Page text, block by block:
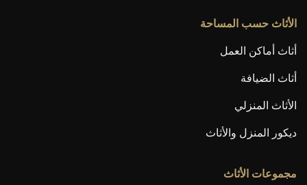
الأثاث حسب المساحة
أثاث أماكن العمل
أثاث الضيافة
الأثاث المنزلي
ديكور المنزل والأثاث
مجموعات الأثاث